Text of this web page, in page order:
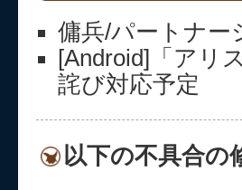
傭兵/パートナー
[Android]「アリ
詫び対応予定
以下の不具合の